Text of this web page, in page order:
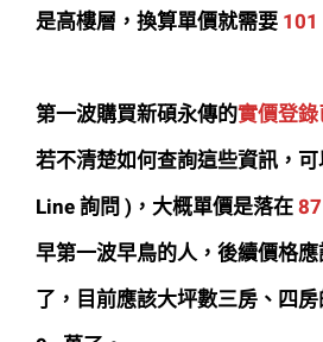
是高樓層，換算單價就需要 101
第一波購買新碩永傳的實價登
若不清楚如何查詢這些資訊，
Line 詢問 )，大概單價是落在
早第一波早鳥的人，後續價格
了，目前應該大坪數三房、四